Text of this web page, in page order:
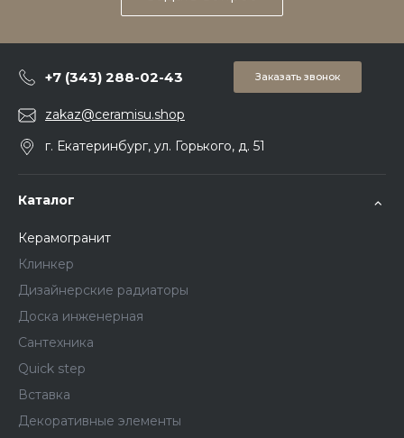
+7 (343) 288-02-43 Заказать звонок
zakaz@ceramisu.shop
г. Екатеринбург, ул. Горького, д. 51
Каталог
Керамогранит
Клинкер
Дизайнерские радиаторы
Доска инженерная
Сантехника
Quick step
Вставка
Декоративные элементы